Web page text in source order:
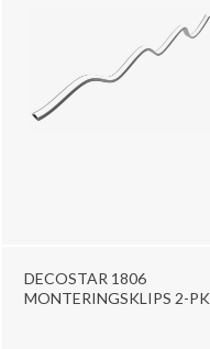
DECOSTAR 1806
MONTERINGSKLIPS 2-PK